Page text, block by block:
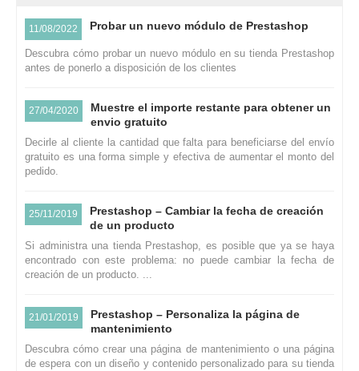
11/08/2022 Probar un nuevo módulo de Prestashop
Descubra cómo probar un nuevo módulo en su tienda Prestashop
antes de ponerlo a disposición de los clientes
27/04/2020
Muestre el importe restante para obtener un
envio gratuito
Decirle al cliente la cantidad que falta para beneficiarse del envío
gratuito es una forma simple y efectiva de aumentar el monto del
pedido.
25/11/2019
Prestashop – Cambiar la fecha de creación
de un producto
Si administra una tienda Prestashop, es posible que ya se haya
encontrado con este problema: no puede cambiar la fecha de
creación de un producto. ...
21/01/2019
Prestashop – Personaliza la página de
mantenimiento
Descubra cómo crear una página de mantenimiento o una página
de espera con un diseño y contenido personalizado para su tienda